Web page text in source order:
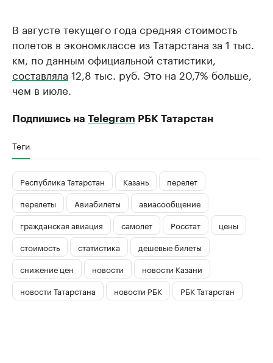
В августе текущего года средняя стоимость
полетов в экономклассе из Татарстана за 1 тыс.
км, по данным официальной статистики,
составляла 12,8 тыс. руб. Это на 20,7% больше,
чем в июле.
Подпишись на Telegram РБК Татарстан
Теги
Республика Татарстан Казань
перелет
перелеты
Авиабилеты
авиасообщение
гражданская авиация
самолет Росстат
цены
стоимость
статистика
дешевые билеты
снижение цен
новости
новости Казани
новости Татарстана
новости РБК РБК Татарстан